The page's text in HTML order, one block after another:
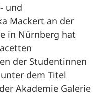
und
Mackert an der
in Nürnberg hat
der Studentinnen
dem Titel
Akademie Galerie